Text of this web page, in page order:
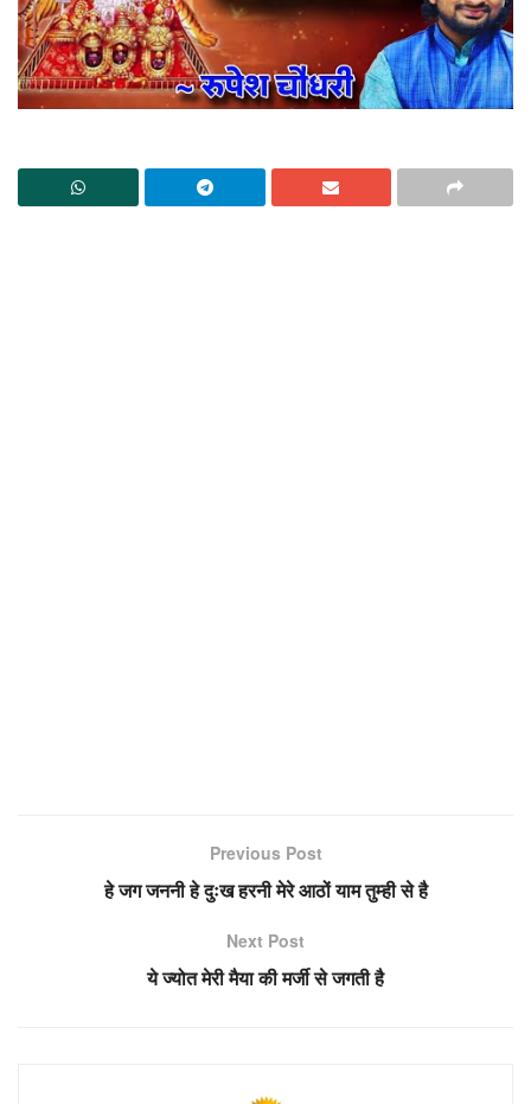
Previous Post
हे जग जननी हे दुःख हरनी मेरे आठों याम तुम्ही से है
Next Post
ये ज्योत मेरी मैया की मर्जी से जगती है